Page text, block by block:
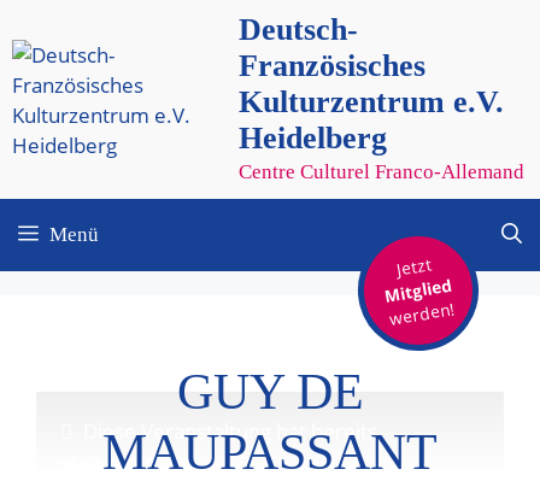
Inhalt
springen
Deutsch-
Französisches
Kulturzentrum e.V.
Heidelberg
Centre Culturel Franco-Allemand
Jetzt
Mitglied
werden!
Menü
Diese Veranstaltung hat bereits
stattgefunden.
GUY DE
MAUPASSANT